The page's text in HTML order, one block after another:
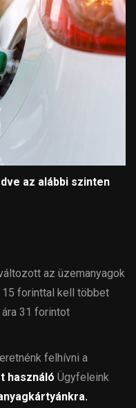
az alábbi szinten
az üzemanyagok
forinttal kell többet
31 forintot
felhívni a
használó Ügyfeleink